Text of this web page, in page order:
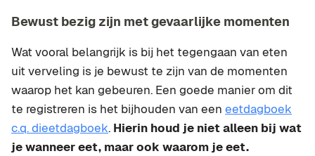
Bewust bezig zijn met gevaarlijke momenten
Wat vooral belangrijk is bij het tegengaan van eten
uit verveling is je bewust te zijn van de momenten
waarop het kan gebeuren. Een goede manier om dit
te registreren is het bijhouden van een eetdagboek
c.q. dieetdagboek. Hierin houd je niet alleen bij wat
je wanneer eet, maar ook waarom je eet.